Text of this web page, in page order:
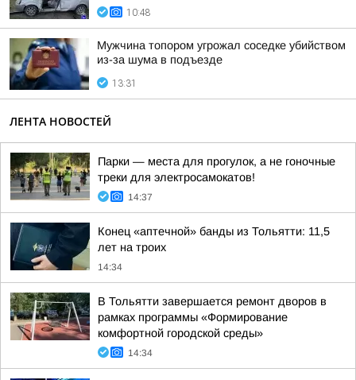
10:48
Мужчина топором угрожал соседке убийством
из-за шума в подъезде
13:31
ЛЕНТА НОВОСТЕЙ
Парки — места для прогулок, а не гоночные
треки для электросамокатов!
14:37
Конец «аптечной» банды из Тольятти: 11,5
лет на троих
14:34
В Тольятти завершается ремонт дворов в
рамках программы «Формирование
комфортной городской среды»
14:34